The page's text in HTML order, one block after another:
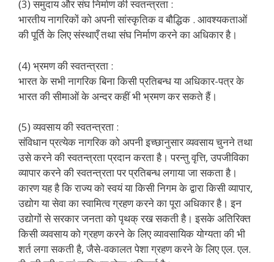
(3) समुदाय और संघ निर्माण की स्वतन्त्रता :
भारतीय नागरिकों को अपनी सांस्कृतिक व बौद्धिक . आवश्यकताओं
की पूर्ति के लिए संस्थाएँ तथा संघ निर्माण करने का अधिकार है।
(4) भ्रमण की स्वतन्त्रता :
भारत के सभी नागरिक बिना किसी प्रतिबन्ध या अधिकार-पत्र के
भारत की सीमाओं के अन्दर कहीं भी भ्रमण कर सकते हैं।
(5) व्यवसाय की स्वतन्त्रता :
संविधान प्रत्येक नागरिक को अपनी इच्छानुसार व्यवसाय चुनने तथा
उसे करने की स्वतन्त्रता प्रदान करता है। परन्तु वृत्ति, उपजीविका
व्यापार करने की स्वतन्त्रता पर प्रतिबन्ध लगाया जा सकता है।
कारण यह है कि राज्य को स्वयं या किसी निगम के द्वारा किसी व्यापार,
उद्योग या सेवा का स्वामित्व ग्रहण करने का पूरा अधिकार है। इन
उद्योगों से सरकार जनता को पृथक् रख सकती है। इसके अतिरिक्त
किसी व्यवसाय को ग्रहण करने के लिए व्यावसायिक योग्यता की भी
शर्त लगा सकती है, जैसे-वकालत पेशा ग्रहण करने के लिए एल. एल.